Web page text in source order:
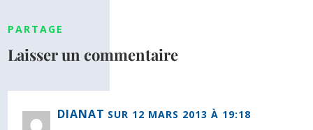
PARTAGE
Laisser un commentaire
DIANAT SUR 12 MARS 2013 À 19:18